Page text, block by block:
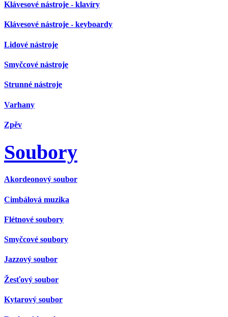
Klávesové nástroje - klavíry
Klávesové nástroje - keyboardy
Lidové nástroje
Smyčcové nástroje
Strunné nástroje
Varhany
Zpěv
Soubory
Akordeonový soubor
Cimbálová muzika
Flétnové soubory
Smyčcové soubory
Jazzový soubor
Žesťový soubor
Kytarový soubor